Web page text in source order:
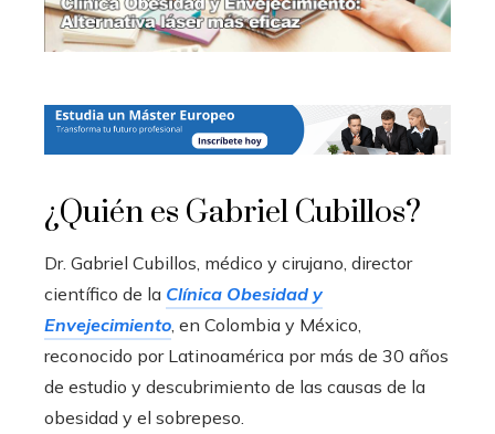
¿Quién es Gabriel Cubillos?
Dr. Gabriel Cubillos, médico y cirujano, director
científico de la Clínica Obesidad y
Envejecimiento, en Colombia y México,
reconocido por Latinoamérica por más de 30 años
de estudio y descubrimiento de las causas de la
obesidad y el sobrepeso.